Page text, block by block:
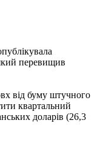
перевищив
від буму штучного
квартальний
доларів (26,3